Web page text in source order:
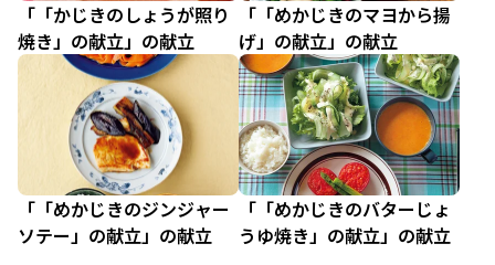
「「かじきのしょうが照り
焼き」の献立」の献立
「「めかじきのマヨから揚
げ」の献立」の献立
「「めかじきのジンジャー
ソテー」の献立」の献立
「「めかじきのバターじょ
うゆ焼き」の献立」の献立